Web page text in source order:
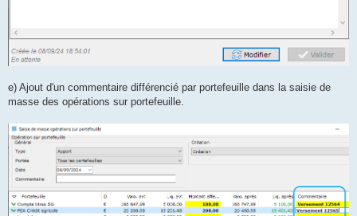
e) Ajout d'un commentaire différencié par portefeuille dans la saisie de
masse des opérations sur portefeuille.